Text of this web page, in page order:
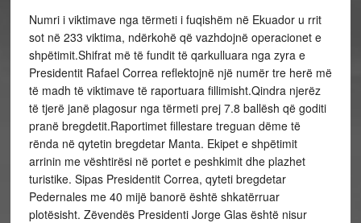
Numri i viktimave nga tërmeti i fuqishëm në Ekuador u rrit
sot në 233 viktima, ndërkohë që vazhdojnë operacionet e
shpëtimit.Shifrat më të fundit të qarkulluara nga zyra e
Presidentit Rafael Correa reflektojnë një numër tre herë më
të madh të viktimave të raportuara fillimisht.Qindra njerëz
të tjerë janë plagosur nga tërmeti prej 7.8 ballësh që goditi
pranë bregdetit.Raportimet fillestare treguan dëme të
rënda në qytetin bregdetar Manta. Ekipet e shpëtimit
arrinin me vështirësi në portet e peshkimit dhe plazhet
turistike. Sipas Presidentit Correa, qyteti bregdetar
Pedernales me 40 mijë banorë është shkatërruar
plotësisht. Zëvendës Presidenti Jorge Glas është nisur